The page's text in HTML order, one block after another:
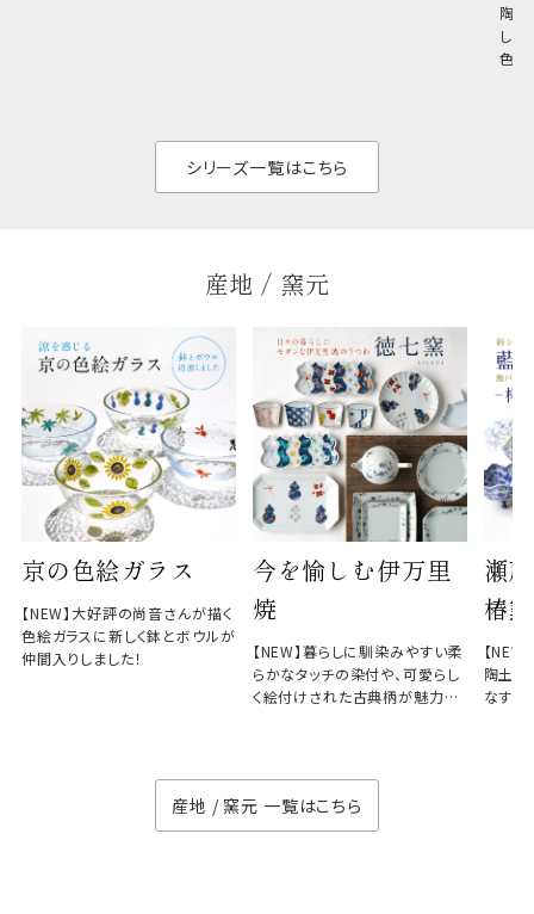
陶器
しい
色の
シリーズ一覧はこちら
産地 / 窯元
京の色絵ガラス
【NEW】大好評の尚音さんが描く
色絵ガラスに新しく鉢とボウルが
仲間入りしました！
今を愉しむ伊万里
焼
【NEW】暮らしに馴染みやすい柔
らかなタッチの染付や、可愛らし
く絵付けされた古典柄が魅力の
瀬
椿窯
【
陶土と
なす、
産地 / 窯元 一覧はこちら